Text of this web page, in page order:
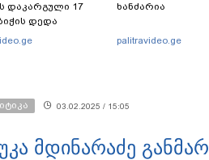
დაკარგული 17
დედა
სადაც
ხანძარია
palitravideo.ge
03.02.2025 / 15:05
მდინარაძე